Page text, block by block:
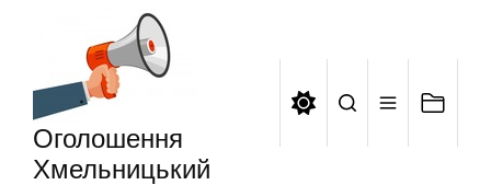
Оголошення
Хмельницький